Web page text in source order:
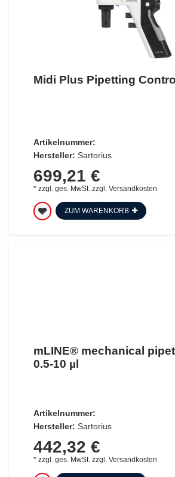
Midi Plus Pipetting
Artikelnummer:
Hersteller: Sartorius
699,21 €
* zzgl. ges. MwSt. zzgl. Versandkosten
ZUM WARENKORB
mLINE® mechanical
0.5-10 µl
Artikelnummer:
Hersteller: Sartorius
442,32 €
* zzgl. ges. MwSt.zzgl. Versandkosten